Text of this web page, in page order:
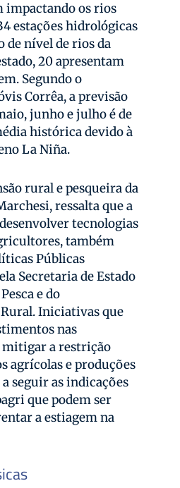
impactando os rios
estações hidrológicas
nível de rios da
20 apresentam
Segundo o
Corrêa, a previsão
junho e julho é de
histórica devido à
La Niña.
rural e pesqueira da
ressalta que a
tecnologias
também
Públicas
Secretaria de Estado
e do
Iniciativas que
nas
mitigar a restrição
agrícolas e produções
seguir as indicações
que podem ser
a estiagem na